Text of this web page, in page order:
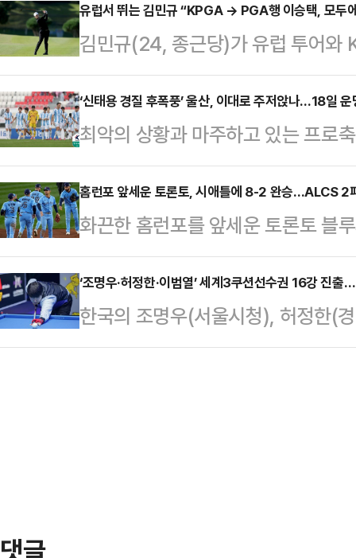
니콘스에서 데뷔해 히어로즈-두산
1491경기에 출전해 타율 0.273,
200홈런 이상을 기록한 거포이면
대표하는 1루수로 활약했다. 2019
다.오재일은 “선수 생활 동안 묵묵
유럽서 뛰는 김민규 “KPGA → PGA행 이승택, 모두
김민규(24, 종근당)가 유럽 투어와
날카로운 샷감을 잃지 않고 있다.김
밸리CC서 열린 2025 한국프로골
드서 버디 5개(보가 2개)를 낚으며
를 줄였던 김민규는 중간 합계 6언
올라있다.올 시즌 DP월드투어에서
하고 있으며 지난 5월에는 LIV 골
‘신태용 경질 후폭풍’ 울산, 이대로 주저앉나…18일
최악의 상황과 마주하고 있는 프로
경기를 치른다.현재 울산의 분위기
무승(3무 4패) 부진에 빠진 울산은
찍었다.후폭풍이 거세다. 부임 두
참 선수들이 하극상을 벌였다”고
인터뷰에서 “상하이 원정 당시 고
터뜨렸다”고 주장하며 선수단 내
의 ‘선수단…
홈런포 앞세운 토론토, 시애틀에 8-2 완승…ALCS 2
화끈한 홈런포를 앞세운 토론토 블
그(MLB) 포스트시즌 아메리칸리
2연패 후 2연승을 거두며 승부를
미국 워싱턴주 시애틀 T모바일파
전 원정경기서 8-2로 승리했다.이
‘조명우·허정한·이범열’ 세계3쿠션선수권 16강 진
한국의 조명우(서울시청), 허정한(
계3쿠션선수권대회 16강에 진출
댓글